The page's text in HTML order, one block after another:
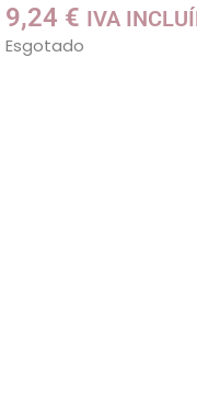
9,24 € IVA
Esgotado